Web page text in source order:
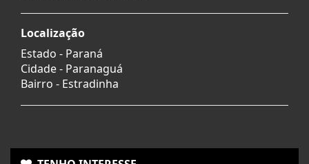
Localização
Estado - Paraná
Cidade - Paranaguá
Bairro - Estradinha